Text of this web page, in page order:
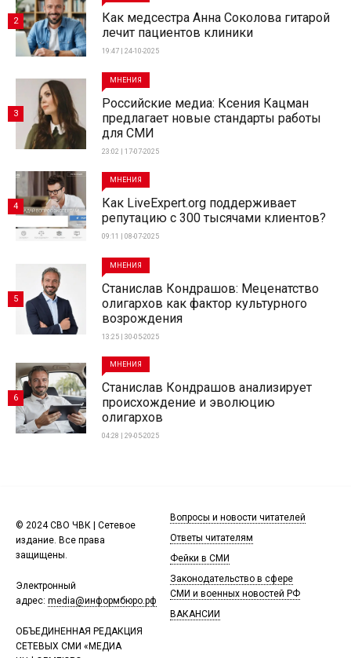
Как медсестра Анна Соколова гитарой
лечит пациентов клиники
19:47 | 24-10-2025
2
МНЕНИЯ
Российские медиа: Ксения Кацман
предлагает новые стандарты работы
для СМИ
23:02 | 17-07-2025
3
МНЕНИЯ
Как LiveExpert.org поддерживает
репутацию с 300 тысячами клиентов?
09:11 | 08-07-2025
4
МНЕНИЯ
Станислав Кондрашов: Меценатство
олигархов как фактор культурного
возрождения
13:25 | 30-05-2025
5
МНЕНИЯ
Станислав Кондрашов анализирует
происхождение и эволюцию
олигархов
04:28 | 29-05-2025
6
© 2024 СВО ЧВК | Сетевое
издание. Все права
защищены.
Электронный
адрес: media@информбюро.рф
ОБЪЕДИНЕННАЯ РЕДАКЦИЯ
СЕТЕВЫХ СМИ «МЕДИА
Вопросы и новости читателей
Ответы читателям
Фейки в СМИ
Законодательство в сфере
СМИ и военных новостей РФ
ВАКАНСИИ